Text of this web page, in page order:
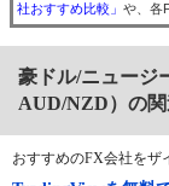
社おすすめ比較」 や、各
豪ドル/ニュージ
AUD/NZD）の
おすすめのFX会社をザ